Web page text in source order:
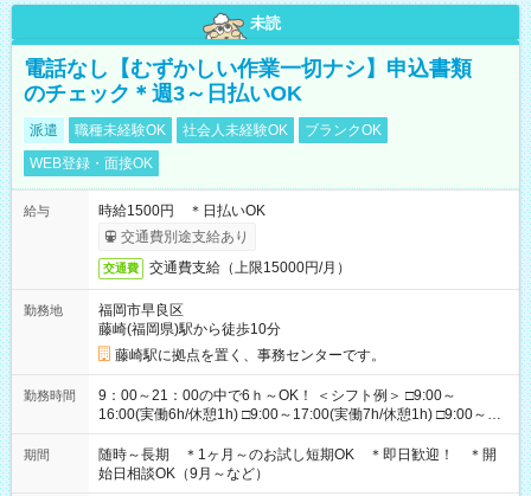
未読
電話なし【むずかしい作業一切ナシ】申込書類
のチェック＊週3～日払いOK
派遣 職種未経験OK 社会人未経験OK
ブランクOK
WEB登録・面接OK
給与
時給1500円 ＊日払いOK
交通費別途支給あり
交通費 交通費支給（上限15000円/月）
勤務地
福岡市早良区
藤崎(福岡県)駅から徒歩10分
藤崎駅に拠点を置く、事務センターです。
勤務時間
9：00～21：00の中で6ｈ～OK！ ＜シフト例＞ □9:00～
16:00(実働6h/休憩1h) □9:00～17:00(実働7h/休憩1h) □9:00～
18:00(実働8h/休憩1h) □10:00～18:00(実働8h/休憩1h) □10:00～
19:00(実働8h/休憩1h) □11:00～20:00(実働8h/休憩1h) □13:00～
21:00(実働7h/休憩1h) ＊選べる時間帯 ＊時間固定OK
期間
随時～長期 ＊1ヶ月～のお試し短期OK ＊即日歓迎！ ＊開
始日相談OK（9月～など）